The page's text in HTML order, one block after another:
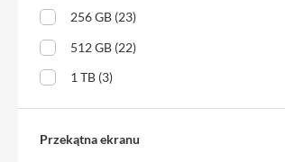
iPhone
15
iPhone
15
Plus
iPhone
256 GB (23)
512 GB (22)
1 TB (3)
Przekątna ekranu